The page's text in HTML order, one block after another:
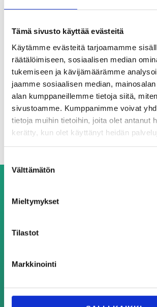
Tämä sivusto käyttää evästeitä
Käytämme evästeitä tarjoamamme
räätälöimiseen, sosiaalisen median
tukemiseen ja kävijämäärämme
jaamme sosiaalisen median,
alan kumppaneillemme tietoja siitä,
sivustoamme. Kumppanimme voivat
tietoja muihin tietoihin, joita olet antanut
kerätty, kun olet käyttänyt heidän
valinta
Välttämätön
Mieltymykset
Tilastot
Markkinointi
Schulungsservice:
Wir stellen ein
Mehr Videos